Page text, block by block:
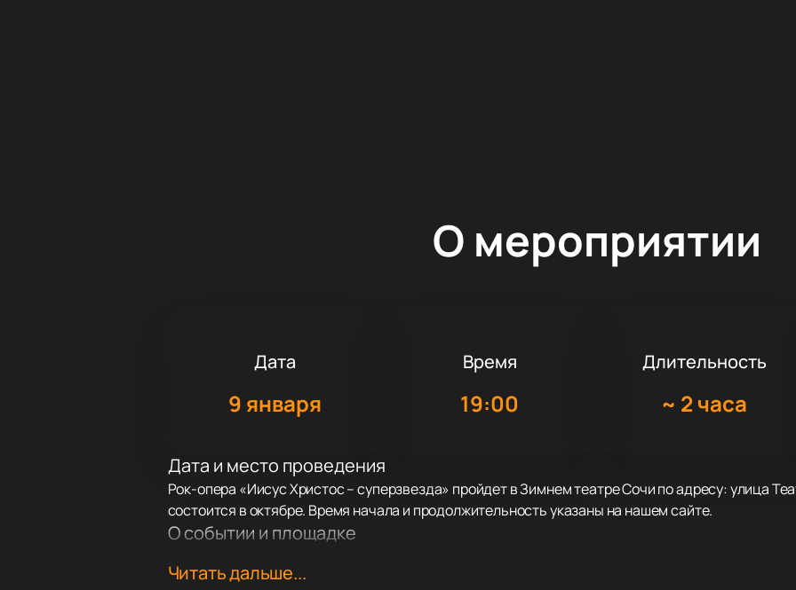
О мероприятии
Дата
9 января
Время
19:00
Длительность
~ 2 часа
Дата и место проведения
Рок-опера «Иисус Христос – суперзвезда» пройдет в Зимнем театре Сочи по адресу: улица
состоится в октябре. Время начала и продолжительность указаны на нашем сайте.
О событии и площадке
В проекте участвуют артисты с опытом выступлений в разных программах страны. На сцене
Читать дальше...